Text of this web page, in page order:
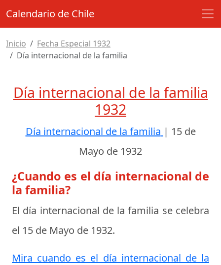
Calendario de Chile
Inicio
Fecha Especial 1932
Día internacional de la familia
Día internacional de la familia
1932
Día internacional de la familia | 15 de
Mayo de 1932
¿Cuando es el día internacional de
la familia?
El día internacional de la familia se celebra
el 15 de Mayo de 1932.
Mira cuando es el día internacional de la